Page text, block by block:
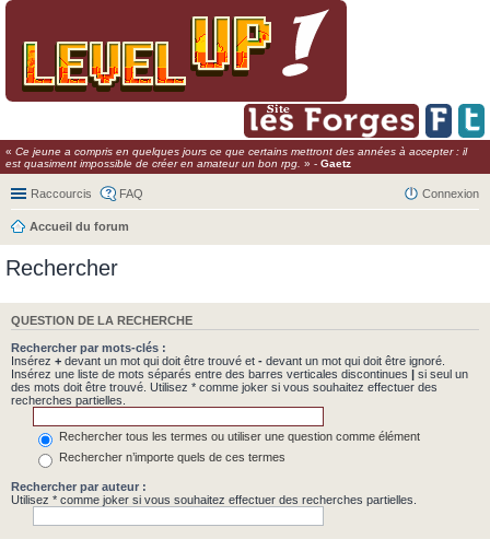
« Ce jeune a compris en quelques jours ce que certains mettront des années à accepter : il
est quasiment impossible de créer en amateur un bon rpg. » - Gaetz
Raccourcis FAQ Connexion
Accueil du forum
Rechercher
QUESTION DE LA RECHERCHE
Rechercher par mots-clés :
Insérez + devant un mot qui doit être trouvé et - devant un mot qui doit être ignoré.
Insérez une liste de mots séparés entre des barres verticales discontinues | si seul un
des mots doit être trouvé. Utilisez * comme joker si vous souhaitez effectuer des
recherches partielles.
Rechercher tous les termes ou utiliser une question comme élément
Rechercher n’importe quels de ces termes
Rechercher par auteur :
Utilisez * comme joker si vous souhaitez effectuer des recherches partielles.